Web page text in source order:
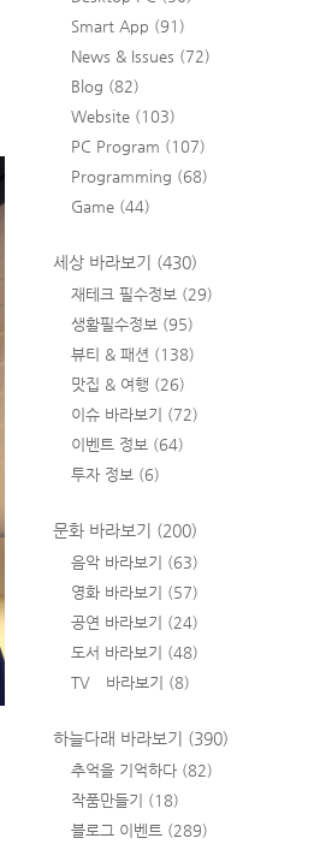
Smart App (91)
News & Issues (72)
Blog (82)
Website (103)
PC Program (107)
Programming (68)
Game (44)
세상 바라보기 (430)
재테크 필수정보 (29)
생활필수정보 (95)
뷰티 & 패션 (138)
맛집 & 여행 (26)
이슈 바라보기 (72)
이벤트 정보 (64)
투자 정보 (6)
문화 바라보기 (200)
음악 바라보기 (63)
영화 바라보기 (57)
공연 바라보기 (24)
도서 바라보기 (48)
TV 바라보기 (8)
하늘다래 바라보기 (390)
추억을 기억하다 (82)
작품만들기 (18)
블로그 이벤트 (289)